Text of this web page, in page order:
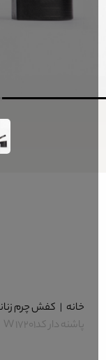
خانه | کفش چرم زنانه
پاشنه دار کدW 17201